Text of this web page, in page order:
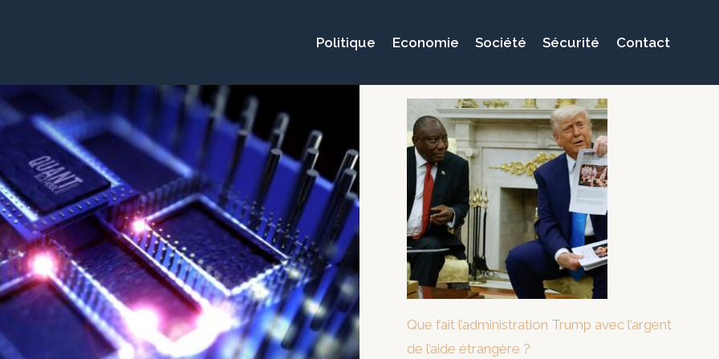
Politique Economie Société Sécurité Contact
Que fait l’administration Trump avec l’argent
de l’aide étrangère ?